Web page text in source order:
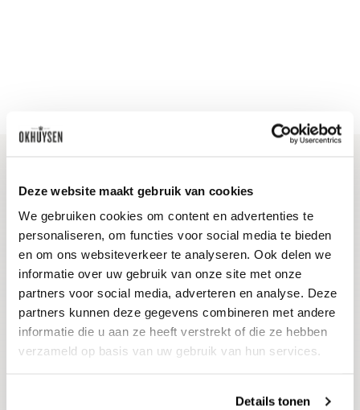
Deze website maakt gebruik van cookies
We gebruiken cookies om content en advertenties te
personaliseren, om functies voor social media te bieden
en om ons websiteverkeer te analyseren. Ook delen we
informatie over uw gebruik van onze site met onze
partners voor social media, adverteren en analyse. Deze
partners kunnen deze gegevens combineren met andere
informatie die u aan ze heeft verstrekt of die ze hebben
verzameld op basis van uw gebruik van hun services.
Details tonen
Blijf op de hoogte
Ontvang het laatste wijnnieuws, proeverijen en
evenementen
E-mailadres
Aanmelden